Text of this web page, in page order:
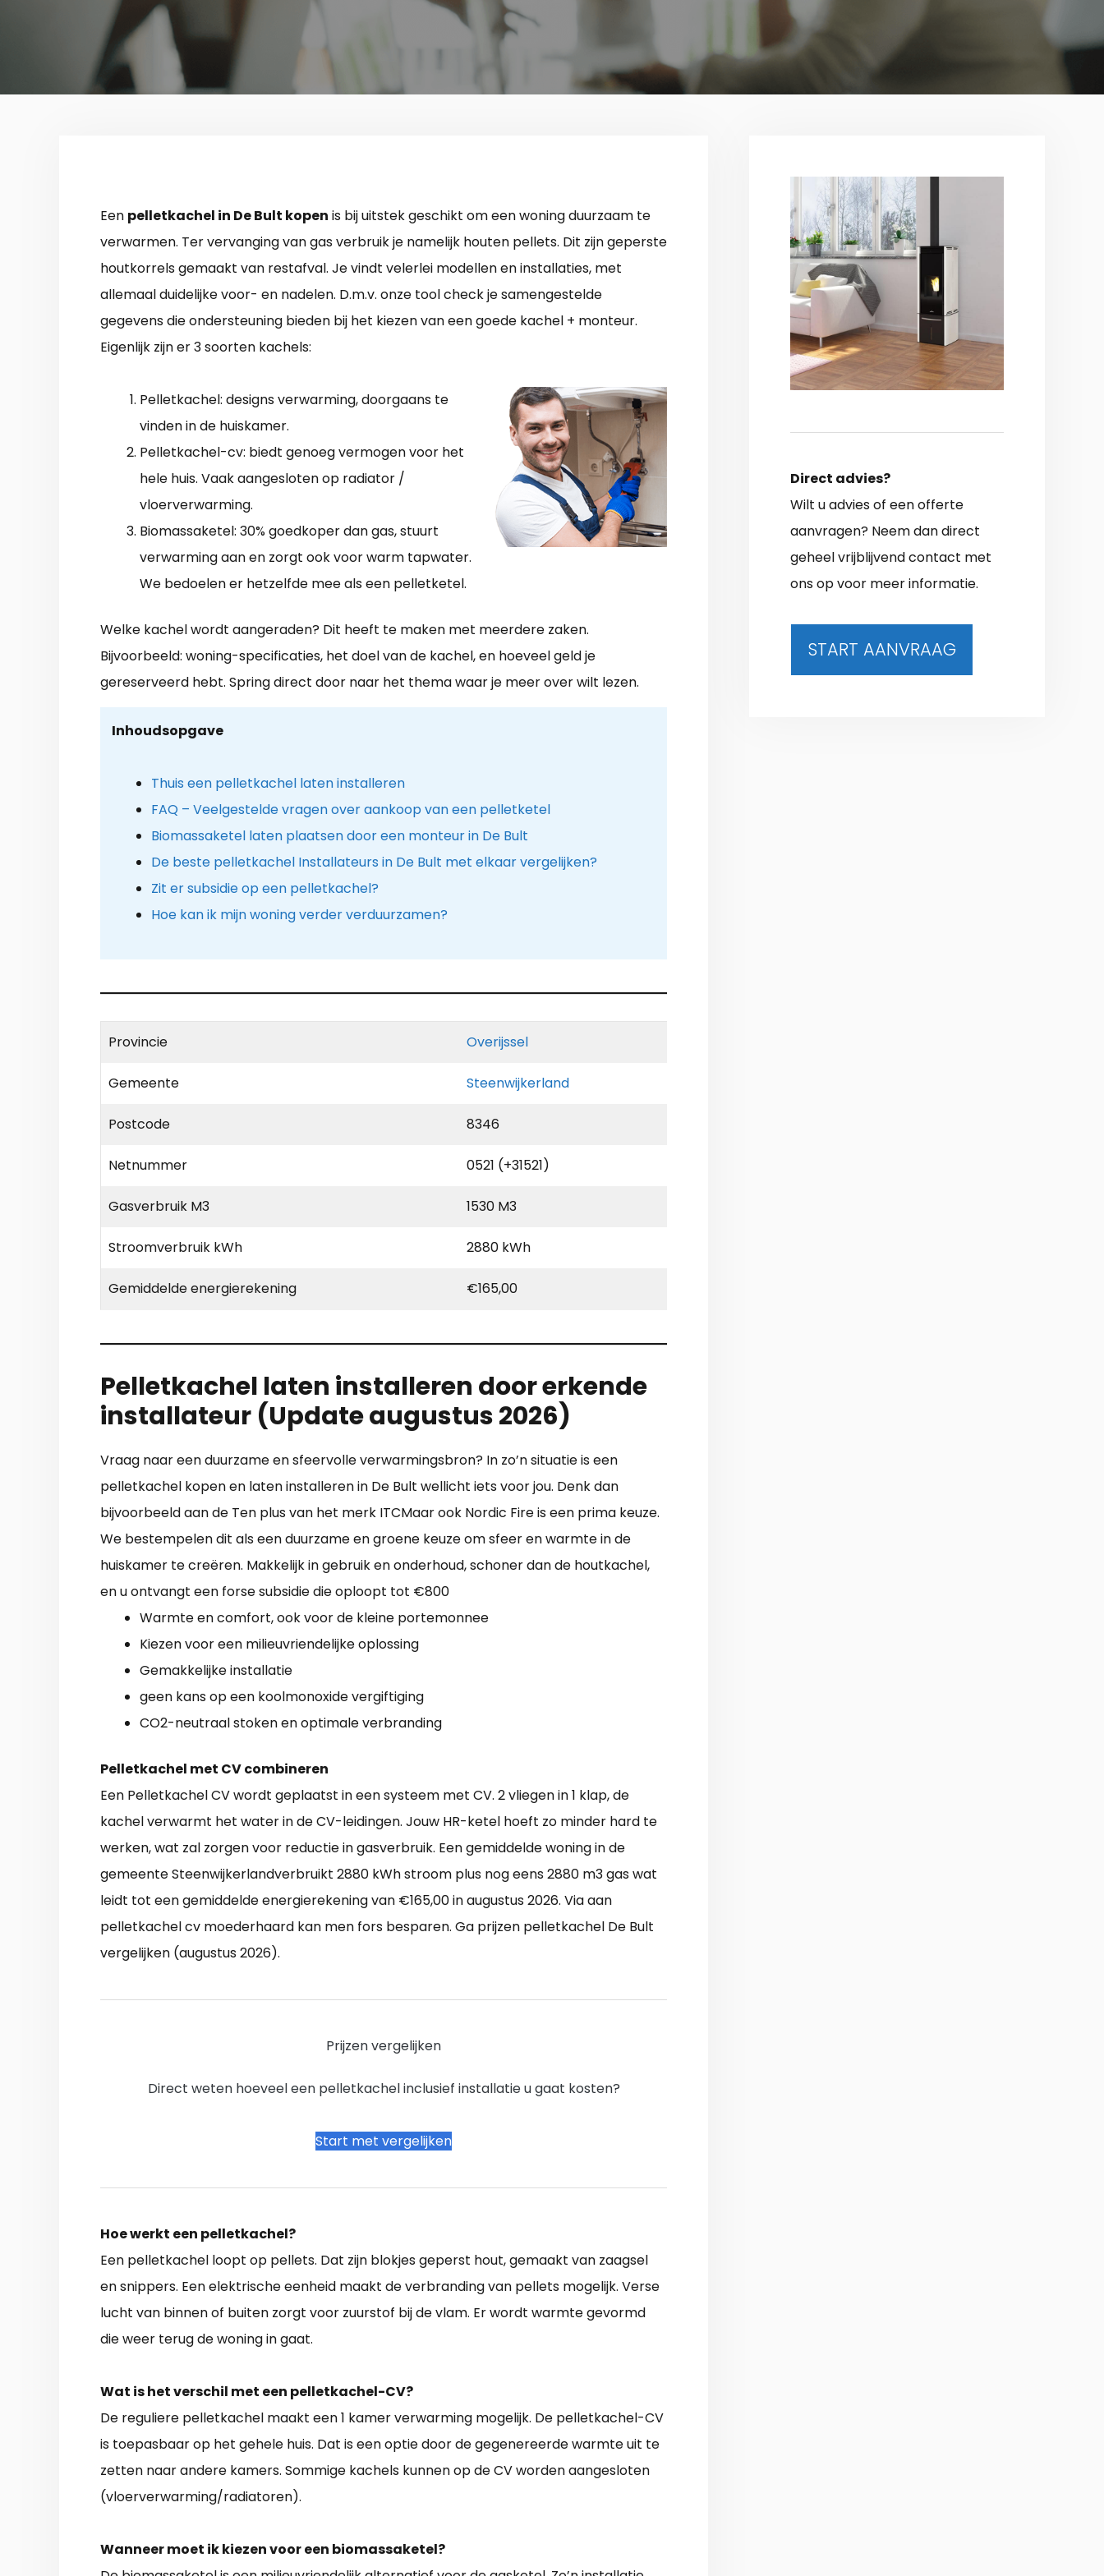
Een pelletkachel in De Bult kopen is bij uitstek geschikt om een woning duurzaam te
verwarmen. Ter vervanging van gas verbruik je namelijk houten pellets. Dit zijn geperste
houtkorrels gemaakt van restafval. Je vindt velerlei modellen en installaties, met
allemaal duidelijke voor- en nadelen. D.m.v. onze tool check je samengestelde
gegevens die ondersteuning bieden bij het kiezen van een goede kachel + monteur.
Eigenlijk zijn er 3 soorten kachels:
Pelletkachel: designs verwarming, doorgaans te
vinden in de huiskamer.
Pelletkachel-cv: biedt genoeg vermogen voor het
hele huis. Vaak aangesloten op radiator /
vloerverwarming.
Biomassaketel: 30% goedkoper dan gas, stuurt
verwarming aan en zorgt ook voor warm tapwater.
We bedoelen er hetzelfde mee als een pelletketel.
Welke kachel wordt aangeraden? Dit heeft te maken met meerdere zaken.
Bijvoorbeeld: woning-specificaties, het doel van de kachel, en hoeveel geld je
gereserveerd hebt. Spring direct door naar het thema waar je meer over wilt lezen.
Inhoudsopgave
Thuis een pelletkachel laten installeren
FAQ – Veelgestelde vragen over aankoop van een pelletketel
Biomassaketel laten plaatsen door een monteur in De Bult
De beste pelletkachel Installateurs in De Bult met elkaar vergelijken?
Zit er subsidie op een pelletkachel?
Hoe kan ik mijn woning verder verduurzamen?
Provincie Overijssel
Gemeente Steenwijkerland
Postcode 8346
Netnummer 0521 (+31521)
Gasverbruik M3 1530 M3
Stroomverbruik kWh 2880 kWh
Gemiddelde energierekening €165,00
Pelletkachel laten installeren door erkende
installateur (Update augustus 2026)
Vraag naar een duurzame en sfeervolle verwarmingsbron? In zo’n situatie is een
pelletkachel kopen en laten installeren in De Bult wellicht iets voor jou. Denk dan
bijvoorbeeld aan de Ten plus van het merk ITCMaar ook Nordic Fire is een prima keuze.
We bestempelen dit als een duurzame en groene keuze om sfeer en warmte in de
huiskamer te creëren. Makkelijk in gebruik en onderhoud, schoner dan de houtkachel,
en u ontvangt een forse subsidie die oploopt tot €800
Warmte en comfort, ook voor de kleine portemonnee
Kiezen voor een milieuvriendelijke oplossing
Gemakkelijke installatie
geen kans op een koolmonoxide vergiftiging
CO2-neutraal stoken en optimale verbranding
Pelletkachel met CV combineren
Een Pelletkachel CV wordt geplaatst in een systeem met CV. 2 vliegen in 1 klap, de
kachel verwarmt het water in de CV-leidingen. Jouw HR-ketel hoeft zo minder hard te
werken, wat zal zorgen voor reductie in gasverbruik. Een gemiddelde woning in de
gemeente Steenwijkerlandverbruikt 2880 kWh stroom plus nog eens 2880 m3 gas wat
leidt tot een gemiddelde energierekening van €165,00 in augustus 2026. Via aan
pelletkachel cv moederhaard kan men fors besparen. Ga prijzen pelletkachel De Bult
vergelijken (augustus 2026).
Prijzen vergelijken
Direct weten hoeveel een pelletkachel inclusief installatie u gaat kosten?
Start met vergelijken
Hoe werkt een pelletkachel?
Een pelletkachel loopt op pellets. Dat zijn blokjes geperst hout, gemaakt van zaagsel
en snippers. Een elektrische eenheid maakt de verbranding van pellets mogelijk. Verse
lucht van binnen of buiten zorgt voor zuurstof bij de vlam. Er wordt warmte gevormd
die weer terug de woning in gaat.
Wat is het verschil met een pelletkachel-CV?
De reguliere pelletkachel maakt een 1 kamer verwarming mogelijk. De pelletkachel-CV
is toepasbaar op het gehele huis. Dat is een optie door de gegenereerde warmte uit te
zetten naar andere kamers. Sommige kachels kunnen op de CV worden aangesloten
(vloerverwarming/radiatoren).
Wanneer moet ik kiezen voor een biomassaketel?
Direct advies?
Wilt u advies of een offerte
aanvragen? Neem dan direct
geheel vrijblijvend contact met
ons op voor meer informatie.
START AANVRAAG